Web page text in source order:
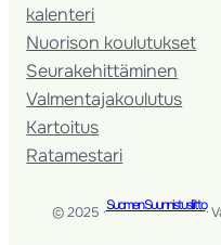
kalenteri
Nuorison koulutukset
Seura­kehittäminen
Valmentaja­koulutus
Kartoitus
Ratamestari
© 2025 ·Suomen Suunnistusliitto·